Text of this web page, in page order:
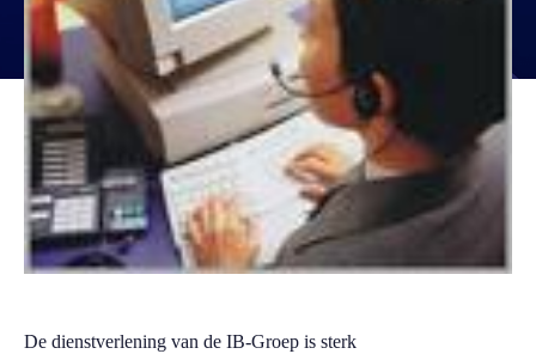
De dienstverlening van de IB-Groep is sterk